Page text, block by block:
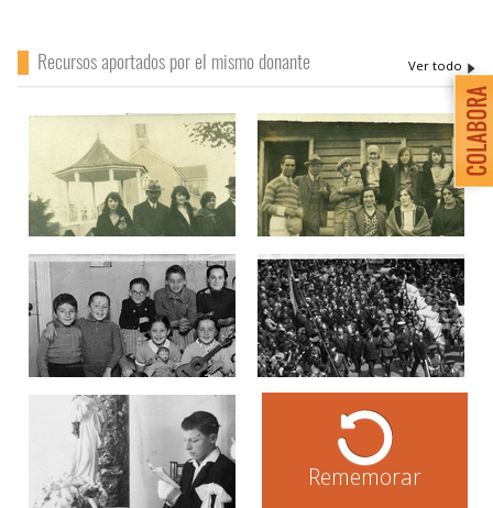
Recursos aportados por el mismo donante
Rememorar